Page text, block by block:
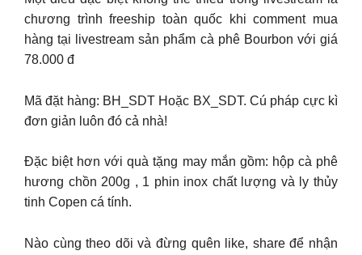
chương trình freeship toàn quốc khi comment mua
hàng tại livestream sản phẩm cà phê Bourbon với giá
78.000 đ
Mã đặt hàng: BH_SDT Hoặc BX_SDT. Cú pháp cực kì
đơn giản luôn đó cả nhà!
Đặc biệt hơn với quà tặng may mắn gồm: hộp cà phê
hương chồn 200g , 1 phin inox chất lượng và ly thủy
tinh Copen cá tính.
Nào cùng theo dõi và đừng quên like, share để nhận